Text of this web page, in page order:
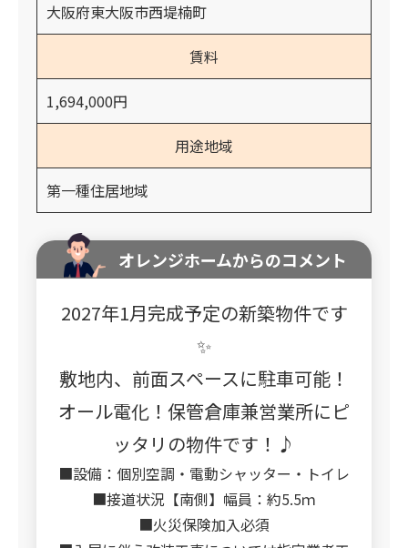
大阪府東大阪市西堤楠町
賃料
1,694,000円
用途地域
第一種住居地域
オレンジホームからのコメント
2027年1月完成予定の新築物件です
✨
敷地内、前面スペースに駐車可能！
オール電化！保管倉庫兼営業所にピ
ッタリの物件です！♪
■設備：個別空調・電動シャッター・トイレ
■接道状況【南側】幅員：約5.5ｍ
■火災保険加入必須